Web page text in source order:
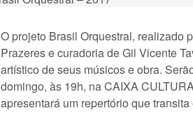
O projeto Brasil Orquestral, realizado
Prazeres e curadoria de Gil Vicente
artístico de seus músicos e obra.
domingo, às 19h, na CAIXA
apresentará um repertório que